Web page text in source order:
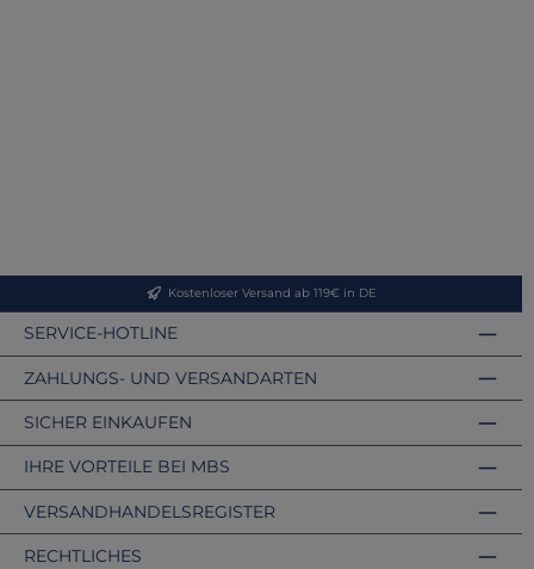
Kostenloser Versand ab 119€ in DE
SERVICE-HOTLINE
ZAHLUNGS- UND VERSANDARTEN
VERSANDHANDELSREGISTER
SICHER EINKAUFEN
IHRE VORTEILE BEI MBS
RECHTLICHES